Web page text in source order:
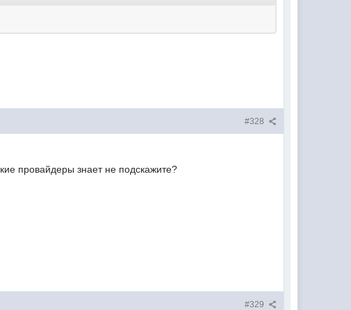
#328
провайдеры знает не подскажите?
#329